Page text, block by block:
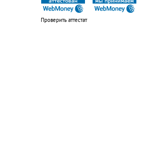
Проверить аттестат